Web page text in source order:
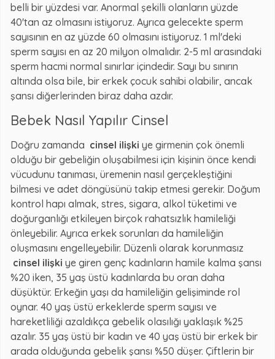
belli bir yüzdesi var. Anormal şekilli olanların yüzde
40'tan az olmasını istiyoruz. Ayrıca gelecekte sperm
sayısının en az yüzde 60 olmasını istiyoruz. 1 ml'deki
sperm sayısı en az 20 milyon olmalıdır. 2-5 ml arasındaki
sperm hacmi normal sınırlar içindedir. Sayı bu sınırın
altında olsa bile, bir erkek çocuk sahibi olabilir, ancak
şansı diğerlerinden biraz daha azdır.
Bebek Nasıl Yapılır Cinsel
Doğru zamanda cinsel ilişki ye girmenin çok önemli
olduğu bir gebeliğin oluşabilmesi için kişinin önce kendi
vücudunu tanıması, üremenin nasıl gerçekleştiğini
bilmesi ve adet döngüsünü takip etmesi gerekir. Doğum
kontrol hapı almak, stres, sigara, alkol tüketimi ve
doğurganlığı etkileyen birçok rahatsızlık hamileliği
önleyebilir. Ayrıca erkek sorunları da hamileliğin
oluşmasını engelleyebilir. Düzenli olarak korunmasız
cinsel ilişki ye giren genç kadınların hamile kalma şansı
%20 iken, 35 yaş üstü kadınlarda bu oran daha
düşüktür. Erkeğin yaşı da hamileliğin gelişiminde rol
oynar. 40 yaş üstü erkeklerde sperm sayısı ve
hareketliliği azaldıkça gebelik olasılığı yaklaşık %25
azalır. 35 yaş üstü bir kadın ve 40 yaş üstü bir erkek bir
arada olduğunda gebelik şansı %50 düşer. Çiftlerin bir